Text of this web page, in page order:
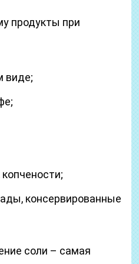
продукты при
виде;
консервированные
соли – самая